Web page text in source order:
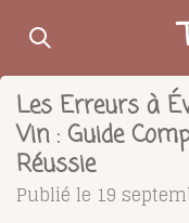
Passer
contenu
principal
Les Erreurs à
Vin : Guide
Réussie
Publié le 19